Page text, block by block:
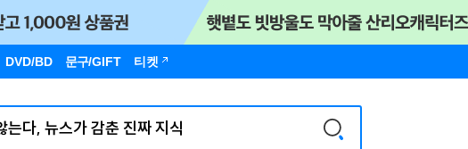
DVD/BD 문구/GIFT 티켓